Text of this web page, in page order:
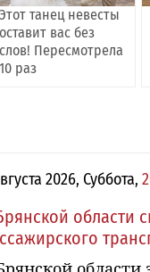
Этот танец невесты
оставит вас без
слов! Пересмотрела
10 раз
2026, Суббота,
области